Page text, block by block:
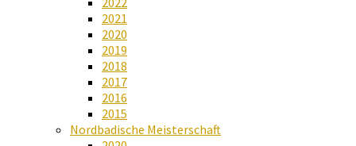
2021
2020
2019
2018
2017
2016
2015
Nordbadische Meisterschaft